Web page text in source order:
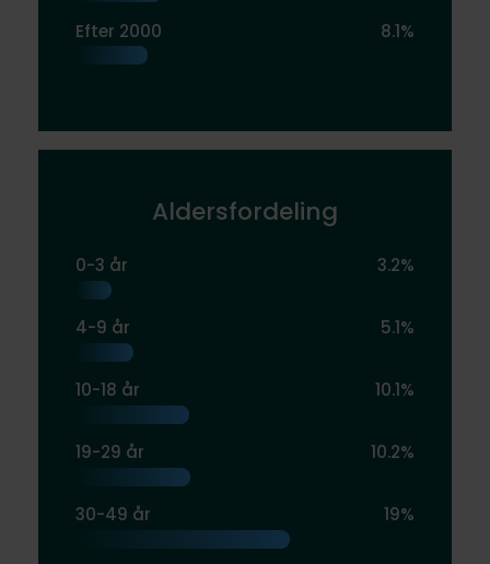
Efter 2000 8.1%
Aldersfordeling
0-3 år 3.2%
4-9 år 5.1%
10-18 år 10.1%
19-29 år 10.2%
30-49 år 19%